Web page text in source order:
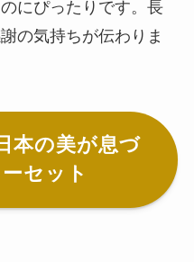
にぴったりです。長
の気持ちが伝わりま
本の美が息づ
セット